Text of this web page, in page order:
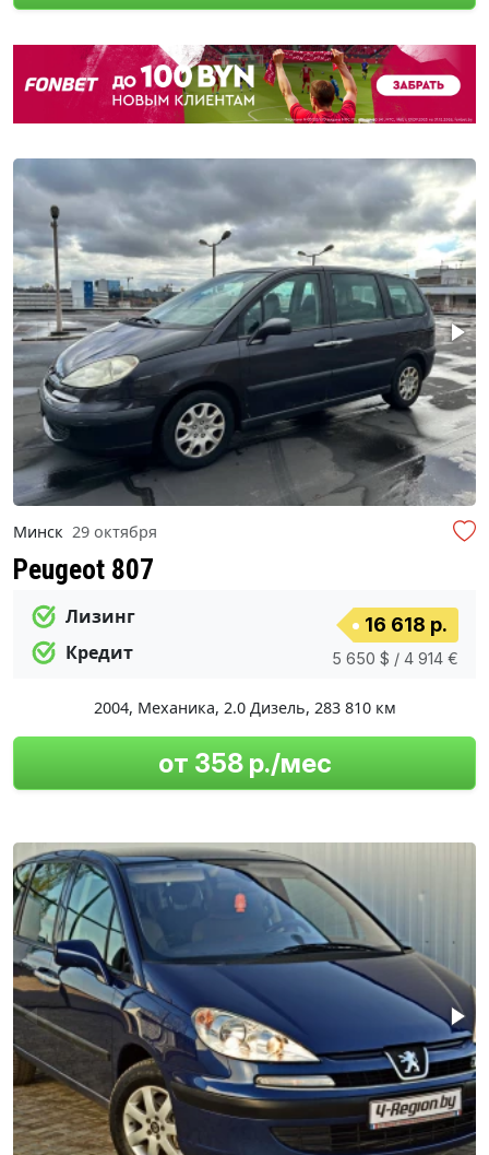
Минск 29 октября
Peugeot 807
Лизинг
Кредит
16 618 р.
5 650 $ / 4 914 €
2004, Механика, 2.0 Дизель, 283 810 км
от 358 р./мес